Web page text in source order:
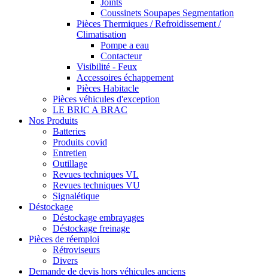
Joints
Coussinets Soupapes Segmentation
Pièces Thermiques / Refroidissement /
Climatisation
Pompe a eau
Contacteur
Visibilité - Feux
Accessoires échappement
Pièces Habitacle
Pièces véhicules d'exception
LE BRIC A BRAC
Nos Produits
Batteries
Produits covid
Entretien
Outillage
Revues techniques VL
Revues techniques VU
Signalétique
Déstockage
Déstockage embrayages
Déstockage freinage
Pièces de réemploi
Rétroviseurs
Divers
Demande de devis hors véhicules anciens